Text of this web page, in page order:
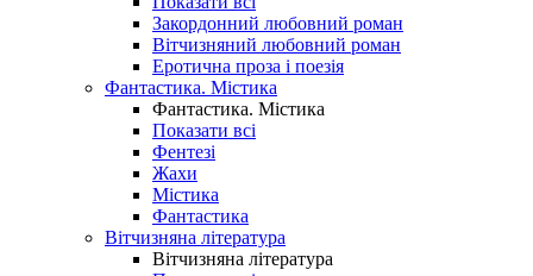
Закордонний любовний роман
Вітчизняний любовний роман
Еротична проза і поезія
Фантастика. Містика
Фантастика. Містика
Показати всі
Фентезі
Жахи
Містика
Фантастика
Вітчизняна література
Вітчизняна література